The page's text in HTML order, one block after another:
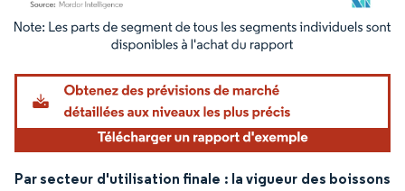
Image © Mordor Intelligence. La réutilisation nécessite une attribution sous CC BY
Par secteur d'utilisation finale : la vigueur des boissons